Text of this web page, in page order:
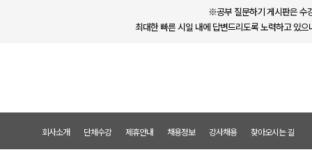
※공부 질문하기 게시판은 수
최대한 빠른 시일 내에 답변드리도록 노력하고 있
회사소개 단체수강 제휴안내 채용정보 강사채용 찾아오시는 길